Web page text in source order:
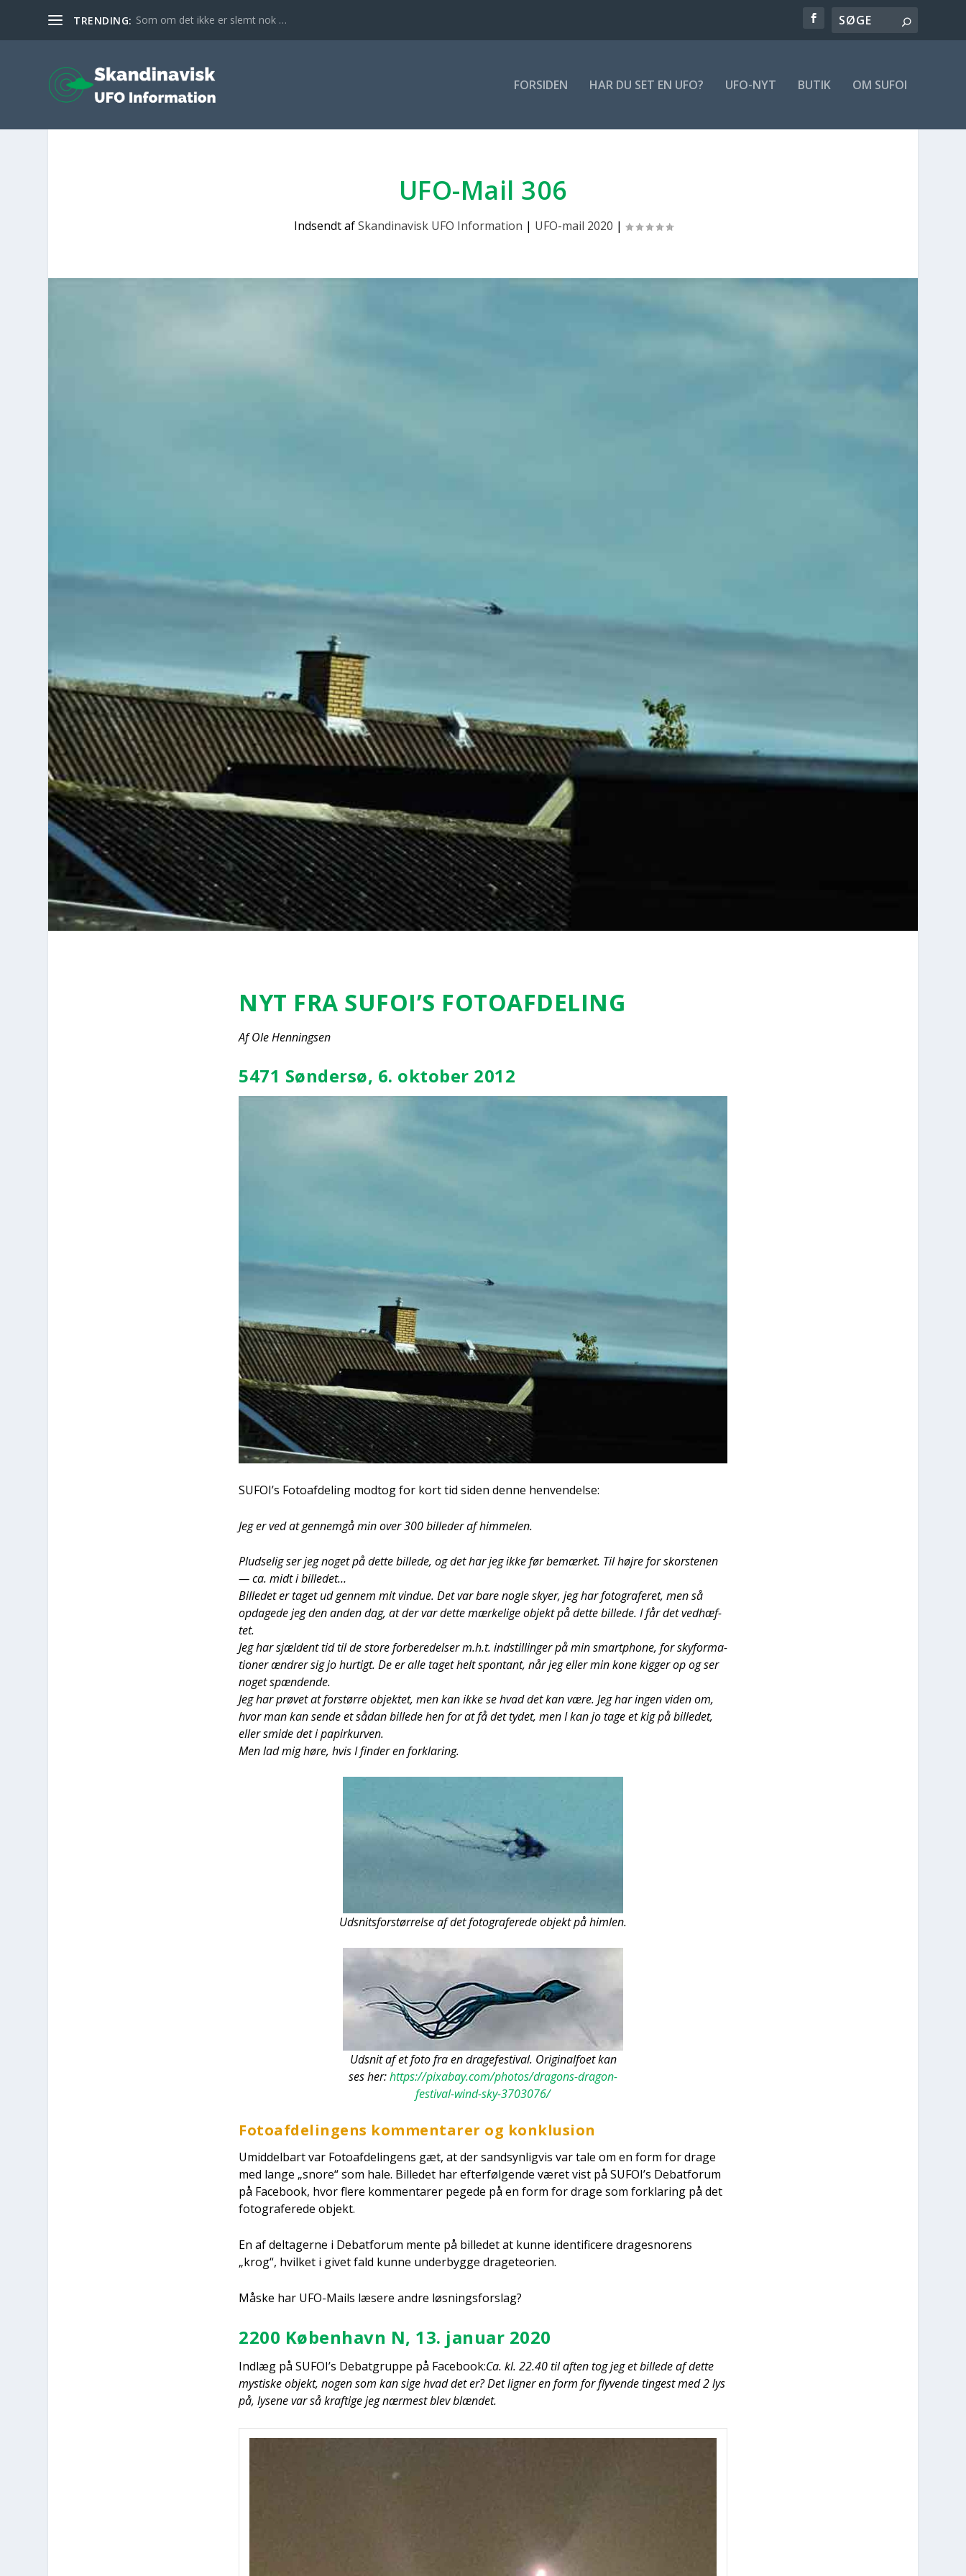
TRENDING: Som om det ikke er slemt nok …
FOR­SI­DEN HAR DU SET EN UFO? UFO-NYT BUTIK OM SUFOI
UFO-Mail 306
Indsendt afSkandinavisk UFO Information | UFO-mail 2020 |
NYT FRA SUFOI’S FOTO­AF­DE­LING
Af Ole Hen­nings­en
5471 Søn­der­sø, 6. okto­ber 2012
SUFOI’s Foto­af­de­ling modt­og for kort tid siden den­ne hen­ven­del­se:
Jeg er ved at gen­nem­gå min over 300 bil­le­der af him­me­len.
Plud­se­lig ser jeg noget på det­te bil­le­de, og det har jeg ikke før bemær­ket. Til høj­re for skor­ste­nen
— ca. midt i bil­le­det…
Bil­le­det er taget ud gen­nem mit vin­due. Det var bare nog­le sky­er, jeg har foto­gra­fe­ret, men så
opda­ge­de jeg den anden dag, at der var det­te mær­ke­li­ge objekt på det­te bil­le­de. I får det ved­hæf­
tet.
Jeg har sjæl­dent tid til de sto­re for­be­re­del­ser m.h.t. indstil­lin­ger på min smartp­ho­ne, for sky­for­ma­
tio­ner ændrer sig jo hur­tigt. De er alle taget helt spon­tant, når jeg eller min kone kig­ger op og ser
noget spæn­den­de.
Jeg har prø­vet at for­stør­re objek­tet, men kan ikke se hvad det kan være. Jeg har ingen viden om,
hvor man kan sen­de et sådan bil­le­de hen for at få det tydet, men I kan jo tage et kig på bil­le­det,
eller smi­de det i papir­kur­ven.
Men lad mig høre, hvis I fin­der en for­kla­ring.
Udsnits­for­stør­rel­se af det foto­gra­fe­re­de objekt på him­len.
Udsnit af et foto fra en drage­festi­val. Ori­gi­nal­fo­et kan
ses her:https://pixabay.com/photos/dragons-dragon-
festi­val-wind-sky-3703076/
Foto­af­de­lin­gens kom­men­ta­rer og kon­klu­sion
Umid­del­bart var Foto­af­de­lin­gens gæt, at der sand­syn­lig­vis var tale om en form for dra­ge
med lan­ge „sno­re“ som hale. Bil­le­det har efter­føl­gen­de været vist på SUFOI’s Debat­forum
på Face­book, hvor fle­re kom­men­ta­rer pege­de på en form for dra­ge som for­kla­ring på det
foto­gra­fe­re­de objekt.
En af del­ta­ger­ne i Debat­forum men­te på bil­le­det at kun­ne iden­ti­fi­ce­re dra­ge­s­norens
„krog“, hvil­ket i givet fald kun­ne under­byg­ge dra­ge­te­o­ri­en.
Måske har UFO-Mails læse­re andre løs­nings­for­slag?
2200 Køben­havn N, 13. janu­ar 2020
Ind­læg på SUFOI’s Debat­grup­pe på Face­book:Ca. kl. 22.40 til aften tog jeg et bil­le­de af det­te
mysti­ske objekt, nogen som kan sige hvad det er? Det lig­ner en form for fly­ven­de tin­gest med 2 lys
på, lyse­ne var så kraf­ti­ge jeg nær­mest blev blæn­det.